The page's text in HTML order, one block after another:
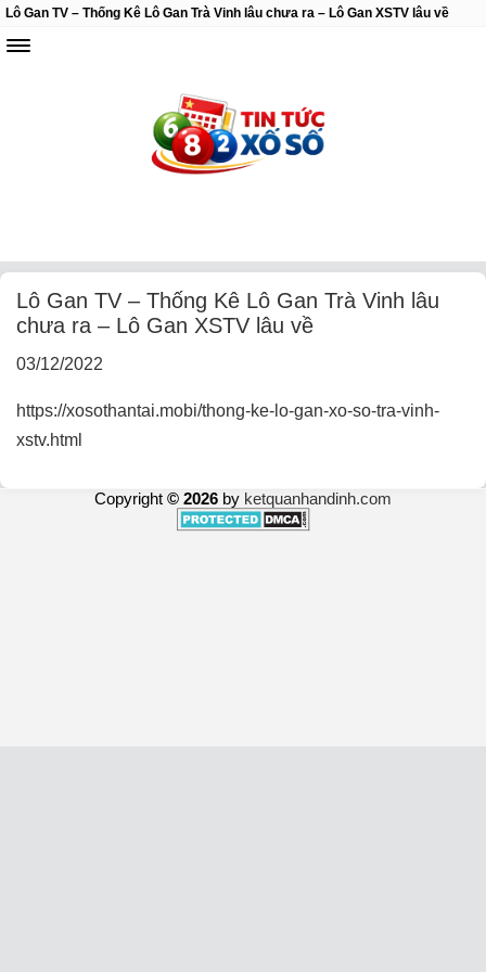
Lô Gan TV – Thống Kê Lô Gan Trà Vinh lâu chưa ra – Lô Gan XSTV lâu về
Lô Gan TV – Thống Kê Lô Gan Trà Vinh lâu
chưa ra – Lô Gan XSTV lâu về
03/12/2022
https://xosothantai.mobi/thong-ke-lo-gan-xo-so-tra-vinh-
xstv.html
Copyright © 2026 by ketquanhandinh.com